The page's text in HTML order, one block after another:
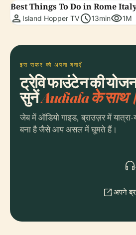
Best Things To Do in Rome
person Island Hopper TVschedule13minvisibility1M
इस सफर को अपना बनाएँ
ट्रेवि फाउंटेन की
सुनेंAudiala के
जेब में ऑडियो गाइड, ब्राउज़र में
बना है जैसे आप असल में घूमते हैं।
अपने